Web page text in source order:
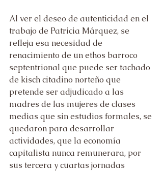
Al ver el deseo de autenticidad en el
trabajo de Patricia Márquez, se
refleja esa necesidad de
renacimiento de un ethos barroco
septentrional que puede ser tachado
de kisch citadino norteño que
pretende ser adjudicado a las
madres de las mujeres de clases
medias que sin estudios formales, se
quedaron para desarrollar
actividades, que la economía
capitalista nunca remunerara, por
sus tercera y cuartas jornadas